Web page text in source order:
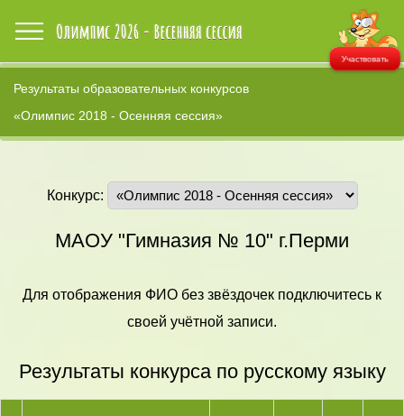
Участвовать
Результаты образовательных конкурсов
«Олимпис 2018 - Осенняя сессия»
Конкурс:
МАОУ "Гимназия № 10" г.Перми
Для отображения ФИО без звёздочек подключитесь к
своей учётной записи.
Результаты конкурса по русскому языку